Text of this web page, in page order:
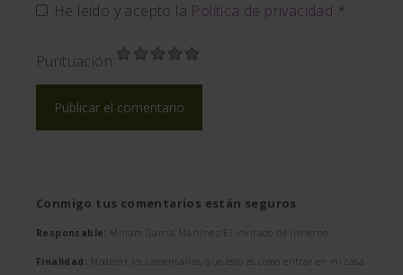
He leído y acepto la Política de privacidad *
Puntuación:
Conmigo tus comentarios están seguros
Responsable: Miriam García Martínez/El invitado de invierno
Finalidad: Moderar los comentarios, que esto es como entrar en mi casa